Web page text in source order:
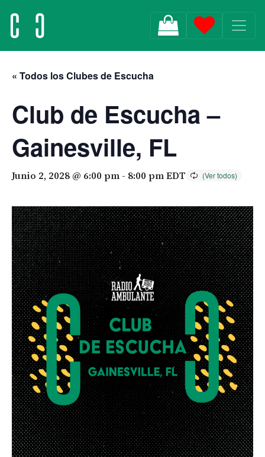
MAIN NAVIGATION
« Todos los Clubes de Escucha
Club de Escucha –
Gainesville, FL
Junio 2, 2028 @ 6:00 pm - 8:00 pmEDT